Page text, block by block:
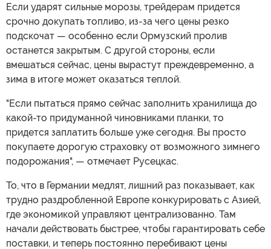
Если ударят сильные морозы, трейдерам придется
срочно докупать топливо, из-за чего цены резко
подскочат — особенно если Ормузский пролив
останется закрытым. С другой стороны, если
вмешаться сейчас, цены вырастут преждевременно, а
зима в итоге может оказаться теплой.
"Если пытаться прямо сейчас заполнить хранилища до
какой-то придуманной чиновниками планки, то
придется заплатить больше уже сегодня. Вы просто
покупаете дорогую страховку от возможного зимнего
подорожания", — отмечает Русецкас.
То, что в Германии медлят, лишний раз показывает, как
трудно раздробленной Европе конкурировать с Азией,
где экономикой управляют централизованно. Там
начали действовать быстрее, чтобы гарантировать себе
поставки, и теперь постоянно перебивают цены